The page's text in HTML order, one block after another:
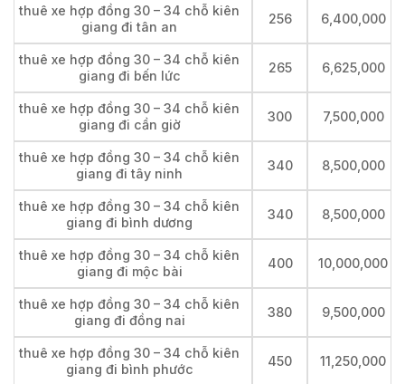
thuê xe hợp đồng 30 – 34 chỗ kiên
giang đi tân an
256 6,400,000
thuê xe hợp đồng 30 – 34 chỗ kiên
giang đi bến lức
265 6,625,000
thuê xe hợp đồng 30 – 34 chỗ kiên
giang đi cần giờ
300 7,500,000
thuê xe hợp đồng 30 – 34 chỗ kiên
giang đi tây ninh
340 8,500,000
thuê xe hợp đồng 30 – 34 chỗ kiên
giang đi bình dương
340 8,500,000
thuê xe hợp đồng 30 – 34 chỗ kiên
giang đi mộc bài
400 10,000,000
thuê xe hợp đồng 30 – 34 chỗ kiên
giang đi đồng nai
380 9,500,000
thuê xe hợp đồng 30 – 34 chỗ kiên
giang đi bình phước
450 11,250,000